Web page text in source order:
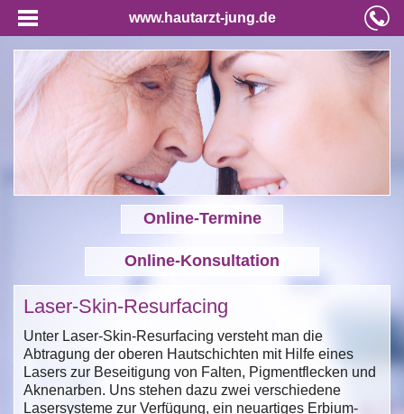
www.hautarzt-jung.de
Online-Termine
Online-Konsultation
Laser-Skin-Resurfacing
Unter Laser-Skin-Resurfacing versteht man die
Abtragung der oberen Hautschichten mit Hilfe eines
Lasers zur Beseitigung von Falten, Pigmentflecken und
Aknenarben. Uns stehen dazu zwei verschiedene
Lasersysteme zur Verfügung, ein neuartiges Erbium-